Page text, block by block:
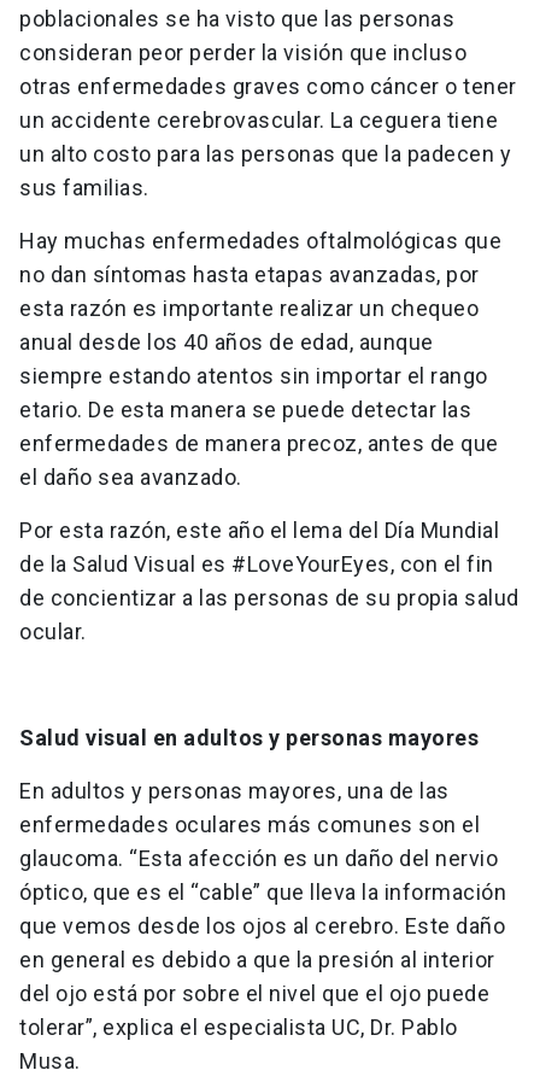
poblacionales se ha visto que las personas
consideran peor perder la visión que incluso
otras enfermedades graves como cáncer o tener
un accidente cerebrovascular. La ceguera tiene
un alto costo para las personas que la padecen y
sus familias.
Hay muchas enfermedades oftalmológicas que
no dan síntomas hasta etapas avanzadas, por
esta razón es importante realizar un chequeo
anual desde los 40 años de edad, aunque
siempre estando atentos sin importar el rango
etario. De esta manera se puede detectar las
enfermedades de manera precoz, antes de que
el daño sea avanzado.
Por esta razón, este año el lema del Día Mundial
de la Salud Visual es #LoveYourEyes, con el fin
de concientizar a las personas de su propia salud
ocular.
Salud visual en adultos y personas mayores
En adultos y personas mayores, una de las
enfermedades oculares más comunes son el
glaucoma. “Esta afección es un daño del nervio
óptico, que es el “cable” que lleva la información
que vemos desde los ojos al cerebro. Este daño
en general es debido a que la presión al interior
del ojo está por sobre el nivel que el ojo puede
tolerar”, explica el especialista UC, Dr. Pablo
Musa.